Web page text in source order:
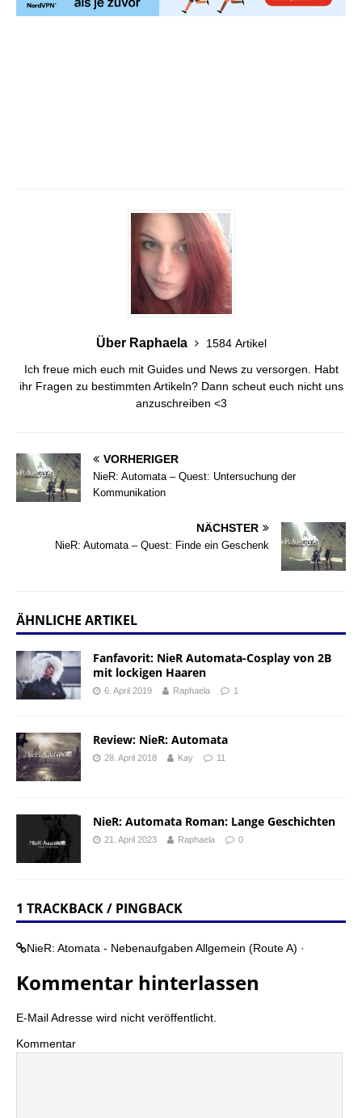
Über Raphaela
1584 Artikel
Ich freue mich euch mit Guides und News zu versorgen. Habt
ihr Fragen zu bestimmten Artikeln? Dann scheut euch nicht uns
anzuschreiben <3
VORHERIGER
NieR: Automata – Quest: Untersuchung der
Kommunikation
NÄCHSTER
NieR: Automata – Quest: Finde ein Geschenk
ÄHNLICHE ARTIKEL
Fanfavorit: NieR Automata-Cosplay von 2B
mit lockigen Haaren
6. April 2019 Raphaela 1
Review: NieR: Automata
28. April 2018 Kay 11
NieR: Automata Roman: Lange Geschichten
21. April 2023 Raphaela 0
1 TRACKBACK / PINGBACK
NieR: Atomata - Nebenaufgaben Allgemein (Route A) ·
Kommentar hinterlassen
E-Mail Adresse wird nicht veröffentlicht.
Kommentar